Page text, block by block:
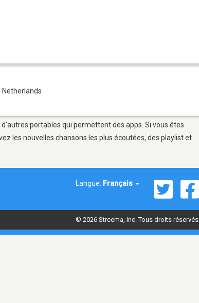
Netherlands
portables qui permettent des apps. Si vous êtes
les nouvelles chansons les plus écoutées, des playlist et
Langue: Français
© 2026 Streema, Inc. Tous droits réservés